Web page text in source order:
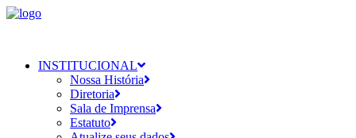
INSTITUCIONAL
Nossa História
Diretoria
Sala de Imprensa
Estatuto